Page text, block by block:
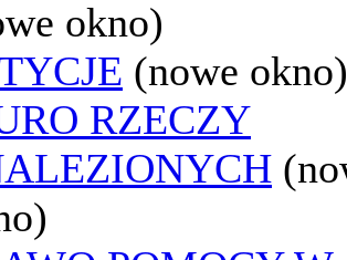
okno)
(nowe okno)
RZECZY